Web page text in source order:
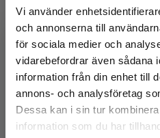
Vi använder
och annonserna till
för sociala medier och
vidarebefordrar även sådana
information från din enhet till
annons- och analysföretag
Dessa kan i sin tur
information som du har
Begränsad
Det verkar som att du
Sociala
Jämte, Jan m.fl.
278 krinkl.